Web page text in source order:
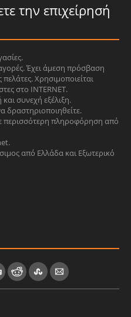
την επιχείρησή
Έχει άμεση πρόσβαση
Χρησιμοποιείται
στο INTERNET.
συνεχή εξέλιξη.
δραστηριοποιηθείτε.
περισσότερη πληροφόρηση από
από Ελλάδα και Εξωτερικό